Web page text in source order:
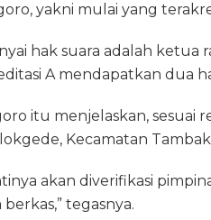
yakni mulai yang
hak suara adalah ketua
A mendapatkan dua
itu menjelaskan, sesuai
Kecamatan
akan diverifikasi
tegasnya.